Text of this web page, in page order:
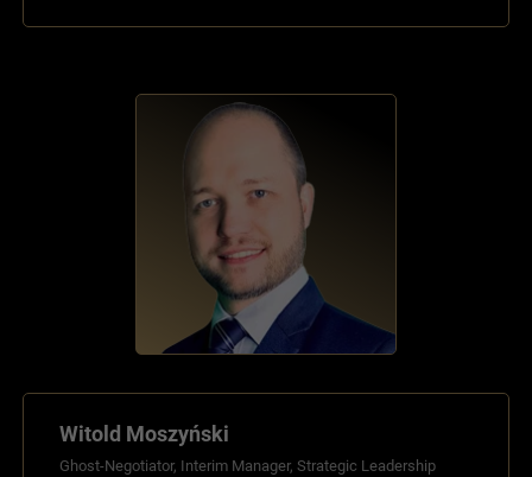
Witold Moszyński
Ghost-Negotiator, Interim Manager, Strategic Leadership